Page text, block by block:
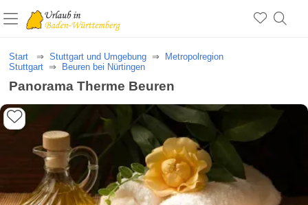
Start Stuttgart und Umgebung
Metropolregion
Stuttgart
Beuren bei Nürtingen
Panorama Therme Beuren